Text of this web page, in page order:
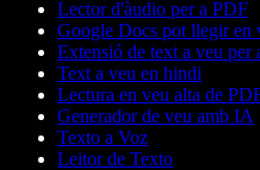
Lector d'àudio per a PDF
Google Docs pot llegir en
Extensió de text a veu per
Text a veu en hindi
Lectura en veu alta de
Generador de veu amb IA
Texto a Voz
Leitor de Texto